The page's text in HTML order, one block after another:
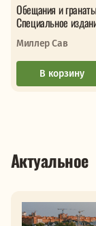
Обещания и гранаты
Специальное
Миллер Сав
В корзину
Актуальное